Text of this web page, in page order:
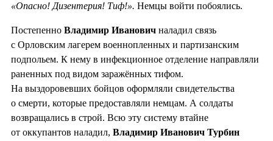
«Опасно! Дизентерия! Тиф!». Немцы войти побоялись.
Постепенно Владимир Иванович наладил связь
с Орловским лагерем военнопленных и партизанским
подпольем. К нему в инфекционное отделение направляли
раненных под видом заражённых тифом.
На выздоровевших бойцов оформляли свидетельства
о смерти, которые предоставляли немцам. А солдаты
возвращались в строй. Всю эту систему втайне
от оккупантов наладил, Владимир Иванович Турбин